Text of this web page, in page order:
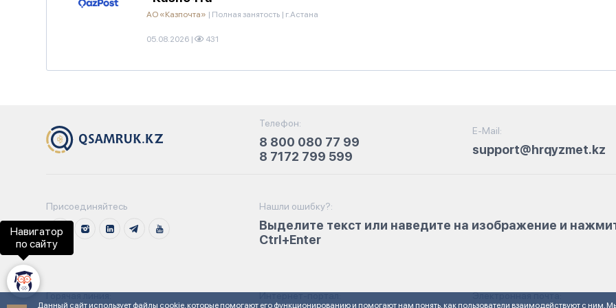
АО «Казпочта» | Полная занятость | г.Астана
05.08.2026 | 431
Телефон:
8 800 080 77 99
8 7172 799 599
E-Mail:
support@hrqyzmet.kz
Присоединяйтесь Нашли ошибку?:
Выделите текст или наведите на изображение и
Ctrl+Enter
Горячая линия: Интернет-портал: Электронная почта:
Данный сайт использует файлы cookie, которые помогают его функционированию и помогают нам понять, как пользователи взаимодействуют с ним.
Навигатор
по сайту